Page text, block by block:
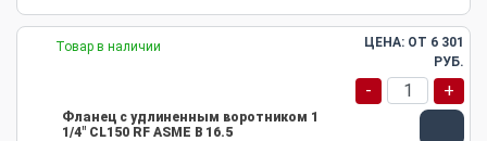
Товар в наличии
Фланец с удлиненным воротником 1
1/4" CL150 RF ASME B 16.5
ЦЕНА: ОТ 6 301
РУБ.
- +